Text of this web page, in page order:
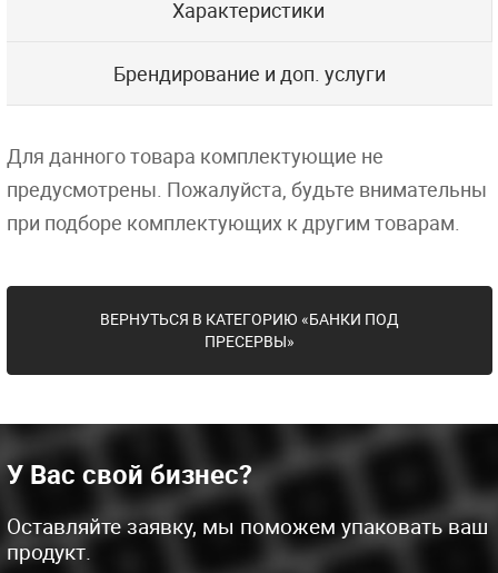
Характеристики
Брендирование и доп. услуги
Для данного товара комплектующие не
предусмотрены. Пожалуйста, будьте внимательны
при подборе комплектующих к другим товарам.
ВЕРНУТЬСЯ В КАТЕГОРИЮ «БАНКИ ПОД
ПРЕСЕРВЫ»
У Вас свой бизнес?
Оставляйте заявку, мы поможем упаковать ваш
продукт.